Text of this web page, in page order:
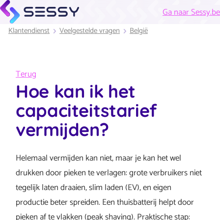
Ga naar Sessy.be
Klantendienst Veelgestelde vragen België
Terug
Hoe kan ik het
capaciteitstarief
vermijden?
Helemaal vermijden kan niet, maar je kan het wel
drukken door pieken te verlagen: grote verbruikers niet
tegelijk laten draaien, slim laden (EV), en eigen
productie beter spreiden. Een thuisbatterij helpt door
pieken af te vlakken (peak shaving). Praktische stap: